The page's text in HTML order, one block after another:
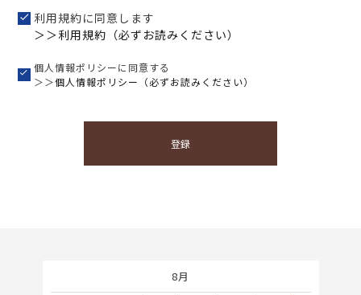
利用規約に同意します
＞＞利用規約（必ずお読みください）
個人情報ポリシーに同意する
＞＞個人情報ポリシー（必ずお読みください）
登録
8月